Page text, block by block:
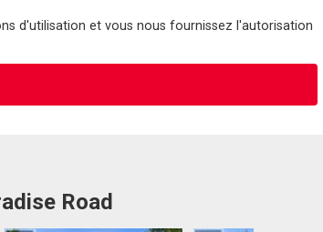
d'utilisation et vous nous fournissez l'autorisation
Road